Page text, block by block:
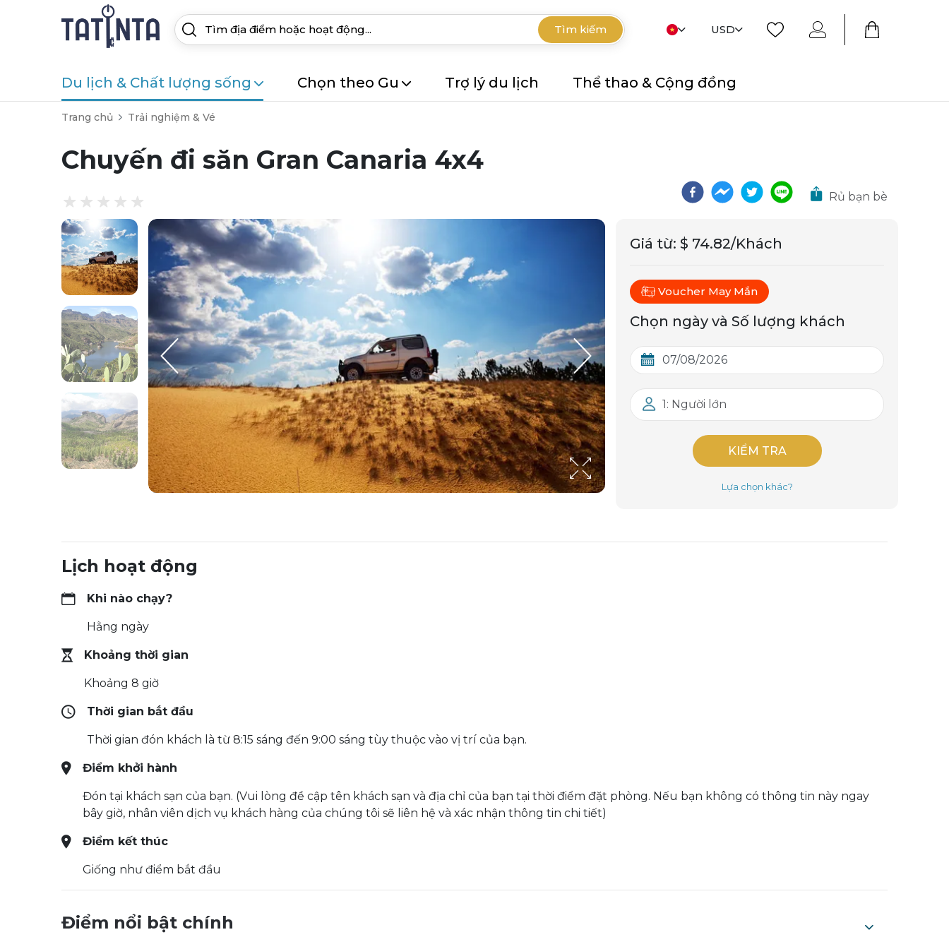
Tìm kiếm USD
Du lịch & Chất lượng sống Chọn theo Gu Trợ lý du lịch Thể thao & Cộng đồng
Trang chủ Trải nghiệm & Vé
Chuyến đi săn Gran Canaria 4x4
Rủ bạn bè
Giá từ: $ 74.82/Khách
Voucher May Mắn
Chọn ngày và Số lượng khách
1: Người lớn
KIỂM TRA
Lựa chọn khác?
Lịch hoạt động
Khi nào chạy?
Hằng ngày
Khoảng thời gian
Khoảng 8 giờ
Thời gian bắt đầu
Thời gian đón khách là từ 8:15 sáng đến 9:00 sáng tùy thuộc vào vị trí của bạn.
Điểm khởi hành
Đón tại khách sạn của bạn. (Vui lòng đề cập tên khách sạn và địa chỉ của bạn tại thời điểm đặt phòng. Nếu bạn không có thông tin này ngay
bây giờ, nhân viên dịch vụ khách hàng của chúng tôi sẽ liên hệ và xác nhận thông tin chi tiết)
Điểm kết thúc
Giống như điểm bắt đầu
Điểm nổi bật chính